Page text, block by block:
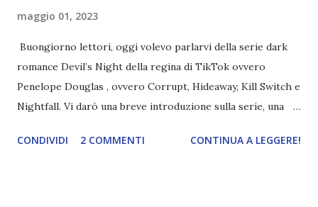
maggio 01, 2023
Buongiorno lettori, oggi volevo parlarvi della serie dark
romance Devil’s Night della regina di TikTok ovvero
Penelope Douglas , ovvero Corrupt, Hideaway, Kill Switch e
Nightfall. Vi darò una breve introduzione sulla serie, una
e anche un breve commento sui libri singoli. I libri sono in
CONDIVIDI 2 COMMENTI CONTINUA A LEGGERE!